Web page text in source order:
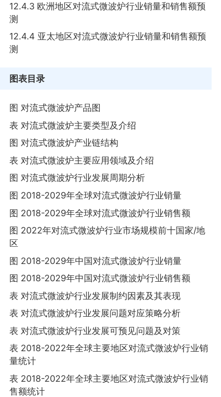
12.4.3 欧洲地区对流式微波炉行业销量和销售额预
测
12.4.4 亚太地区对流式微波炉行业销量和销售额预
测
图表目录
图 对流式微波炉产品图
表 对流式微波炉主要类型及介绍
图 对流式微波炉产业链结构
表 对流式微波炉主要应用领域及介绍
图 对流式微波炉行业发展周期分析
图 2018-2029年全球对流式微波炉行业销量
图 2018-2029年全球对流式微波炉行业销售额
图 2022年对流式微波炉行业市场规模前十国家/地
区
图 2018-2029年中国对流式微波炉行业销量
图 2018-2029年中国对流式微波炉行业销售额
表 对流式微波炉行业发展制约因素及其表现
表 对流式微波炉行业发展问题对应策略分析
表 对流式微波炉行业发展可预见问题及对策
表 2018-2022年全球主要地区对流式微波炉行业销
量统计
表 2018-2022年全球主要地区对流式微波炉行业销
售额统计